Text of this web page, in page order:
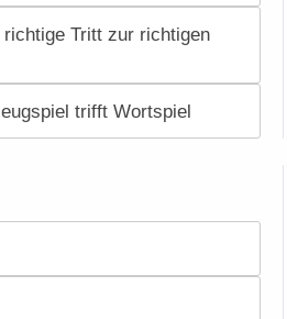
Tritt zur richtigen
trifft Wortspiel